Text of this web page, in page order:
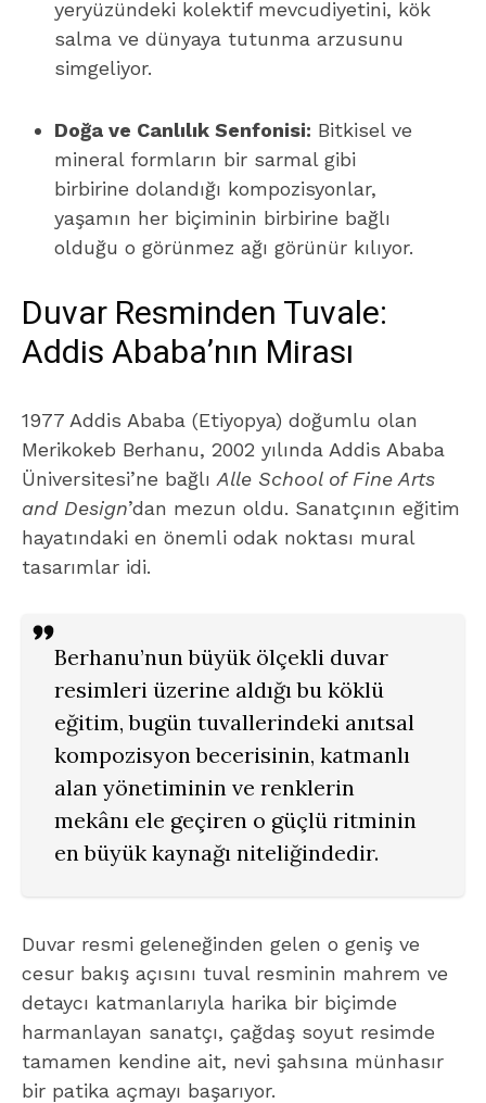
yeryüzündeki kolektif mevcudiyetini, kök
salma ve dünyaya tutunma arzusunu
simgeliyor.
Doğa ve Canlılık Senfonisi: Bitkisel ve
mineral formların bir sarmal gibi
birbirine dolandığı kompozisyonlar,
yaşamın her biçiminin birbirine bağlı
olduğu o görünmez ağı görünür kılıyor.
Duvar Resminden Tuvale:
Addis Ababa’nın Mirası
1977 Addis Ababa (Etiyopya) doğumlu olan
Merikokeb Berhanu, 2002 yılında Addis Ababa
Üniversitesi’ne bağlı Alle School of Fine Arts
and Design’dan mezun oldu. Sanatçının eğitim
hayatındaki en önemli odak noktası mural
tasarımlar idi.
Berhanu’nun büyük ölçekli duvar
resimleri üzerine aldığı bu köklü
eğitim, bugün tuvallerindeki anıtsal
kompozisyon becerisinin, katmanlı
alan yönetiminin ve renklerin
mekânı ele geçiren o güçlü ritminin
en büyük kaynağı niteliğindedir.
Duvar resmi geleneğinden gelen o geniş ve
cesur bakış açısını tuval resminin mahrem ve
detaycı katmanlarıyla harika bir biçimde
harmanlayan sanatçı, çağdaş soyut resimde
tamamen kendine ait, nevi şahsına münhasır
bir patika açmayı başarıyor.